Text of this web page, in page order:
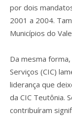
por dois
2001 a 2004.
Municípios do
Da mesma
Serviços (CIC)
liderança que
da CIC Teutônia.
contribuíram